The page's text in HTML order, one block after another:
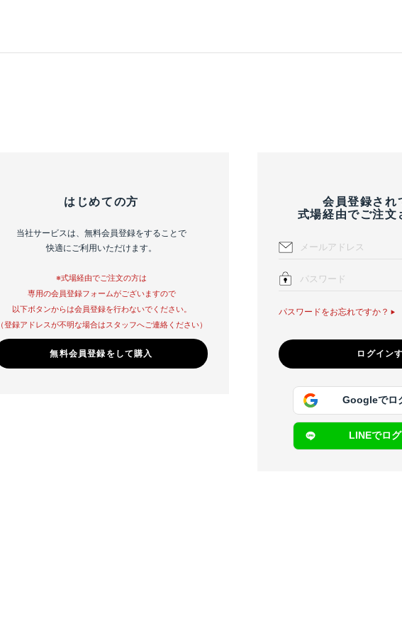
はじめての方
当社サービスは、無料会員登録をすることで
快適にご利用いただけます。
※式場経由でご注文の方は
専用の会員登録フォームがございますので
以下ボタンからは会員登録を行わないでください。
（登録アドレスが不明な場合はスタッフへご連絡ください）
無料会員登録をして購入
会員登録され
式場経由でご注文
パスワードをお忘れですか？
Googleでロ
LINEでロ